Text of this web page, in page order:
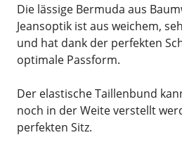
Die lässige Bermuda aus
Jeansoptik ist aus weichem,
und hat dank der perfekten
optimale Passform.
Der elastische Taillenbund
noch in der Weite verstellt
perfekten Sitz.